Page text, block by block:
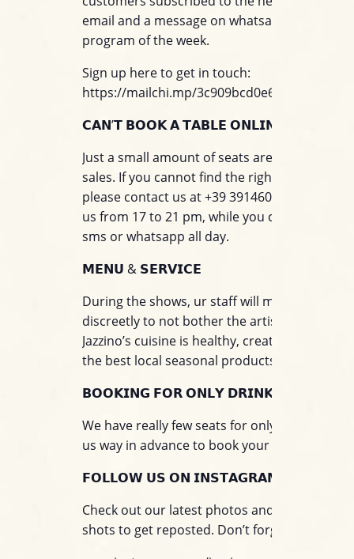
email and a message on whatsapp with the
program of the week.
Sign up here to get in touch:
https://mailchi.mp/3c909bcd0e60/
𝗖𝗔𝗡’𝗧 𝗕𝗢𝗢𝗞 𝗔 𝗧𝗔𝗕𝗟𝗘 𝗢𝗡𝗟𝗜𝗡𝗘?
Just a small amount of seats are available for
sales. If you cannot find the right table for
please contact us at +39 3914603924. You
us from 17 to 21 pm, while you can write to
sms or whatsapp all day.
𝗠𝗘𝗡𝗨 & 𝗦𝗘𝗥𝗩𝗜𝗖𝗘
During the shows, ur staff will move around
discreetly to not bother the artists on stage.
Jazzino’s cuisine is healthy, creative and
the best local seasonal products.
𝗕𝗢𝗢𝗞𝗜𝗡𝗚 𝗙𝗢𝗥 𝗢𝗡𝗟𝗬 𝗗𝗥𝗜𝗡𝗞
We have really few seats for only drink.
us way in advance to book your seat only for
𝗙𝗢𝗟𝗟𝗢𝗪 𝗨𝗦 𝗢𝗡 𝗜𝗡𝗦𝗧𝗔𝗚𝗥𝗔𝗠!
Check out our latest photos and tag us on
shots to get reposted. Don’t forget to follow